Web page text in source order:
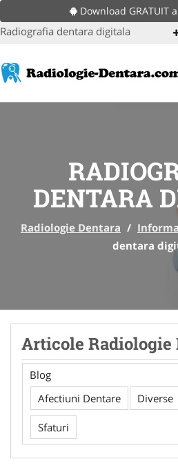
Download GRATUIT
Radiografia dentara digitala
DENTARA
Radiologie Dentara /
dentara
Articole Radiologie
Blog
Afectiuni Dentare
Diverse
Sfaturi